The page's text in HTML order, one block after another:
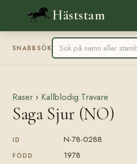
Häststam
SNABBSÖK
Raser › Kallblodig Travare
Saga Sjur (NO)
ID N-78-0288
FÖDD 1978